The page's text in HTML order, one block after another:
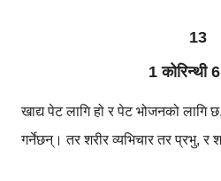
13
1 कोरिन्थी
खाद्य पेट लागि हो र पेट भोजनको लागि
गर्नेछन्। तर शरीर व्यभिचार तर प्रभु, र